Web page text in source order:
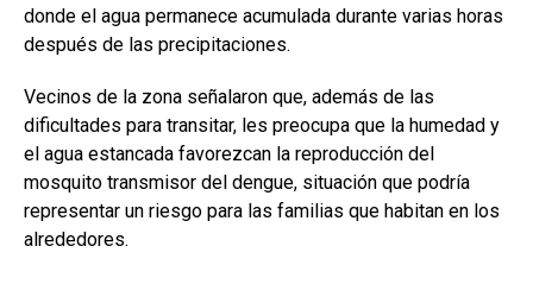
donde el agua permanece acumulada durante varias horas
después de las precipitaciones.
Vecinos de la zona señalaron que, además de las
dificultades para transitar, les preocupa que la humedad y
el agua estancada favorezcan la reproducción del
mosquito transmisor del dengue, situación que podría
representar un riesgo para las familias que habitan en los
alrededores.